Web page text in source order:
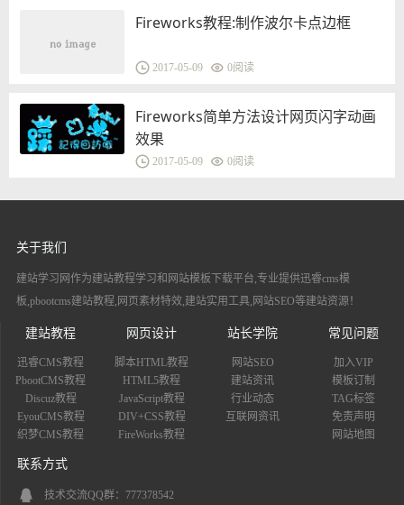
Fireworks教程:制作波尔卡点边框
2017-05-09 0阅读
Fireworks简单方法设计网页闪字动画
效果
2017-05-09 0阅读
关于我们
建站学习网作为建站教程学习和网站模板下载平台,专业提供迅睿cms模
板,pbootcms建站教程,网页素材特效,建站实用工具,网站SEO等建站资源！
建站教程
迅睿CMS教程
PbootCMS教程
Discuz教程
EyouCMS教程
织梦CMS教程
网页设计
脚本HTML教程
HTML5教程
JavaScript教程
DIV+CSS教程
FireWorks教程
站长学院
网站SEO
建站资讯
行业动态
互联网资讯
常见问题
加入VIP
模板订制
TAG标签
免责声明
网站地图
联系方式
技术交流QQ群：777378542